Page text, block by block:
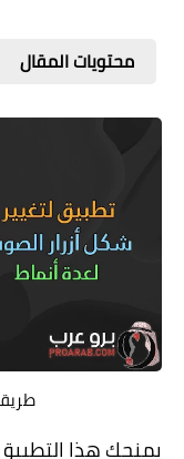
محتويات المقال
يمنحك هذا